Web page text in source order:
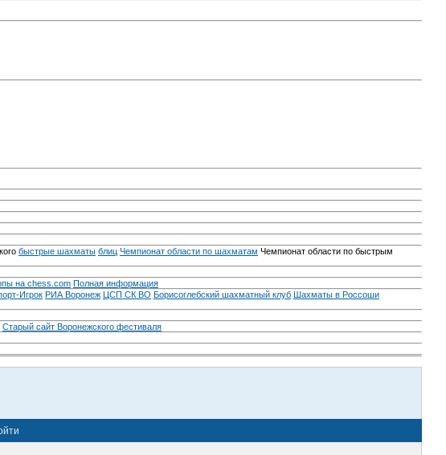
быстрые шахматы блиц Чемпионат области по шахматам Чемпионат области по быстрым
на chess.com Полная информация
Игрок РИА Воронеж ЦСП СК ВО Борисоглебский шахматный клуб Шахматы в Россоши
Старый сайт Воронежского фестиваля